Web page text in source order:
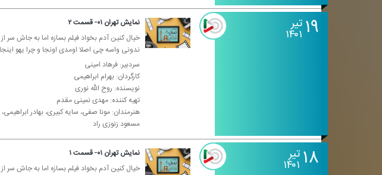
۱۹تیر
۱۴۰۱
نمایش تهران ۰۱- قسمت ۲
خیال كنین آدم بخواد فیلم بسازه اما به جاش سر
ندونی واسه چی اصلا اومدی اونجا و چرا یهو
سردبیر: فرهاد امینی
كارگردان: بهرام ابراهیمی
نویسنده: روح الله نوری
تهیه كننده: مهدی نمینی مقدم
هنرمندان: مونا صفی، سایه كبیری، بهادر
مسعود زنوزی راد
۱۸تیر
۱۴۰۱
نمایش تهران ۰۱- قسمت ۱
خیال كنین آدم بخواد فیلم بسازه اما به جاش سر